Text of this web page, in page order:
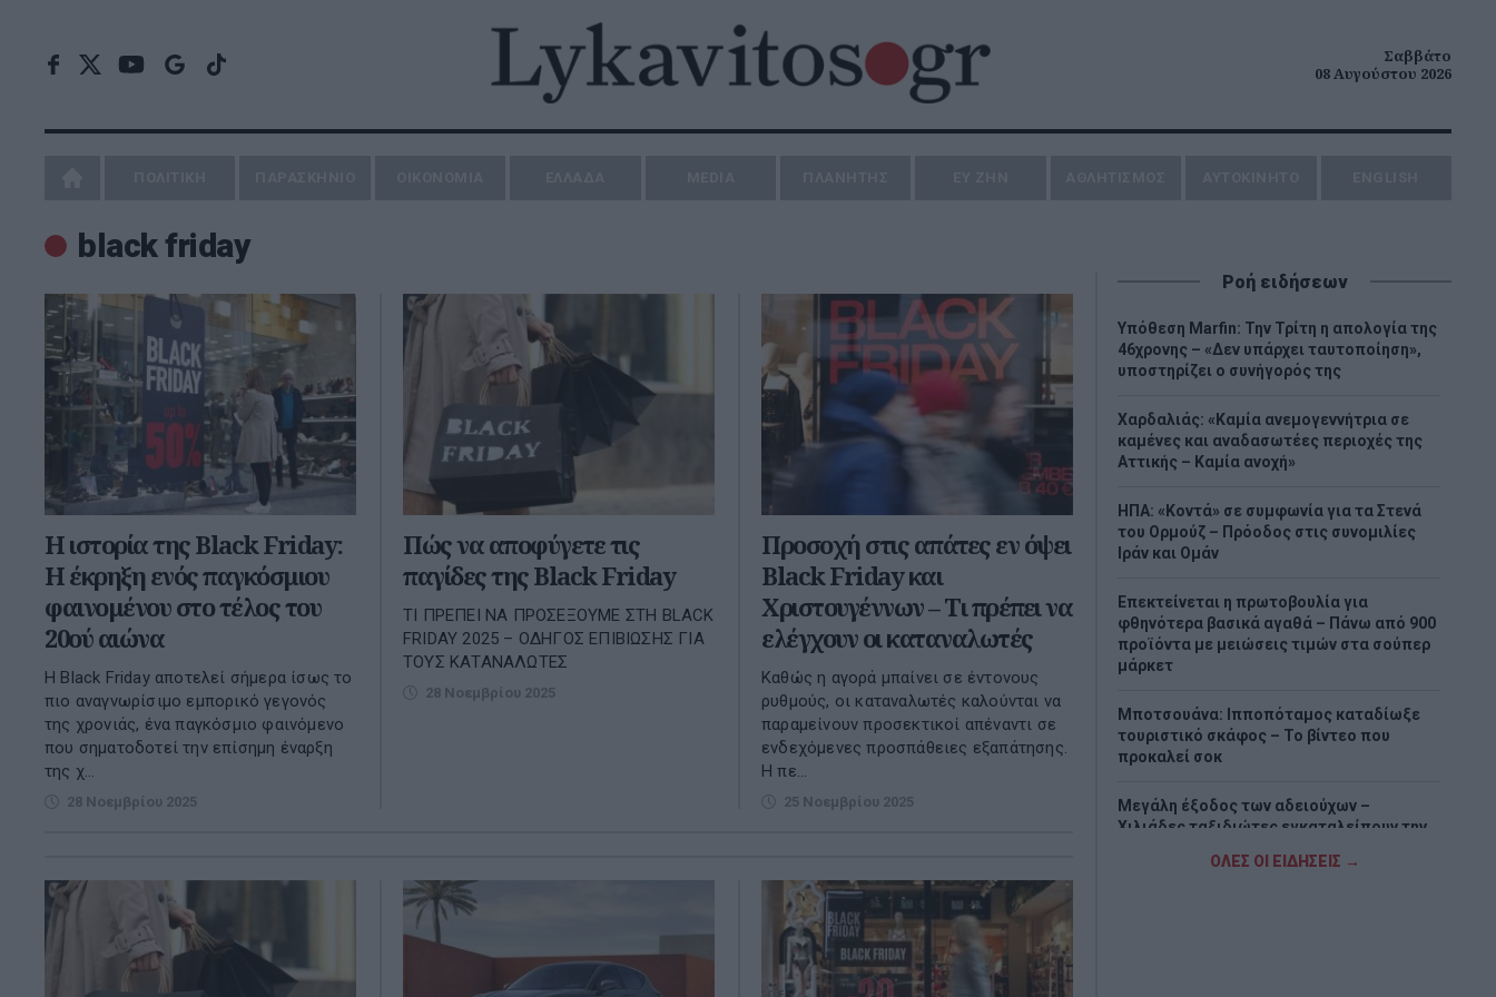
Σαββάτο
08 Αυγούστου 2026
black friday
Η ιστορία της Black Friday:
Η έκρηξη ενός παγκόσμιου
φαινομένου στο τέλος του
20ού αιώνα
Η Black Friday αποτελεί σήμερα ίσως το
πιο αναγνωρίσιμο εμπορικό γεγονός
της χρονιάς, ένα παγκόσμιο φαινόμενο
που σηματοδοτεί την επίσημη έναρξη
της χ...
28 Νοεμβρίου 2025
Πώς να αποφύγετε τις
παγίδες της Black Friday
ΤΙ ΠΡΕΠΕΙ ΝΑ ΠΡΟΣΕΞΟΥΜΕ ΣΤΗ BLACK
FRIDAY 2025 – ΟΔΗΓΟΣ ΕΠΙΒΙΩΣΗΣ ΓΙΑ
ΤΟΥΣ ΚΑΤΑΝΑΛΩΤΕΣ
28 Νοεμβρίου 2025
Προσοχή στις απάτες εν όψει
Black Friday και
Χριστουγέννων – Τι πρέπει να
ελέγχουν οι καταναλωτές
Καθώς η αγορά μπαίνει σε έντονους
ρυθμούς, οι καταναλωτές καλούνται να
παραμείνουν προσεκτικοί απέναντι σε
ενδεχόμενες προσπάθειες εξαπάτησης.
Η πε...
25 Νοεμβρίου 2025
Ροή ειδήσεων
Υπόθεση Marfin: Την Τρίτη η απολογία της
46χρονης – «Δεν υπάρχει ταυτοποίηση»,
υποστηρίζει ο συνήγορός της
Χαρδαλιάς: «Καμία ανεμογεννήτρια σε
καμένες και αναδασωτέες περιοχές της
Αττικής – Καμία ανοχή»
ΗΠΑ: «Κοντά» σε συμφωνία για τα Στενά
του Ορμούζ – Πρόοδος στις συνομιλίες
Ιράν και Ομάν
Επεκτείνεται η πρωτοβουλία για
φθηνότερα βασικά αγαθά – Πάνω από 900
προϊόντα με μειώσεις τιμών στα σούπερ
μάρκετ
Μποτσουάνα: Ιπποπόταμος καταδίωξε
τουριστικό σκάφος – Το βίντεο που
προκαλεί σοκ
Μεγάλη έξοδος των αδειούχων –
Χιλιάδες ταξιδιώτες εγκαταλείπουν την
ΟΛΕΣ ΟΙ ΕΙΔΗΣΕΙΣ →